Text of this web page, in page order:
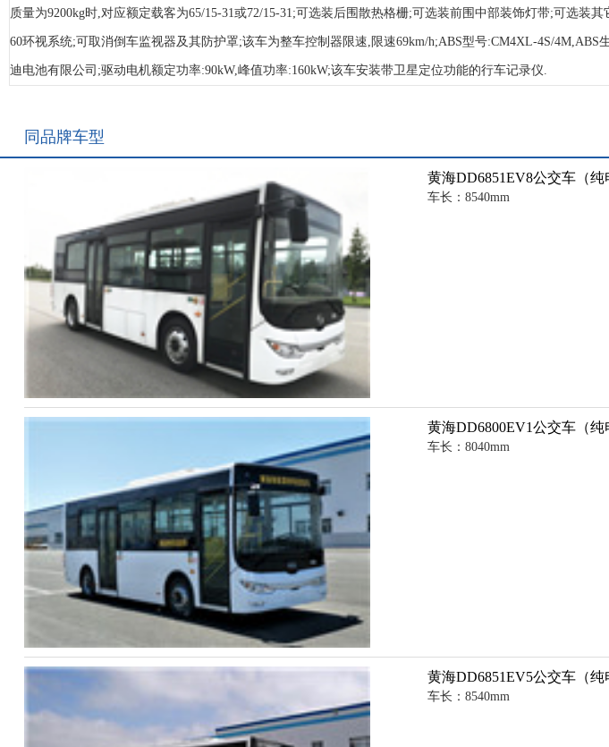
质量为9200kg时,对应额定载客为65/15-31或72/15-31;可选装后围散热格栅;可选装前围中部装饰灯带;可选
60环视系统;可取消倒车监视器及其防护罩;该车为整车控制器限速,限速69km/h;ABS型号:CM4XL-4S/
迪电池有限公司;驱动电机额定功率:90kW,峰值功率:160kW;该车安装带卫星定位功能的行车记录仪.
同品牌车型
黄海DD6851EV8公交车（纯
车长：8540mm
黄海DD6800EV1公交车（纯
车长：8040mm
黄海DD6851EV5公交车（纯
车长：8540mm